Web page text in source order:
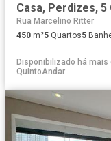
Casa, Perdizes, 5
Rua Marcelino Ritter
450 m²5 Quartos5
Disponibilizado há mais
QuintoAndar